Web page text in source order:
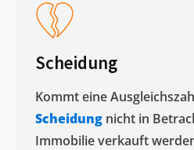
Scheidung
Kommt eine
Scheidung nicht in
Immobilie verkauft